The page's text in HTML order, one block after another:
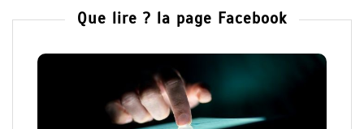
Que lire ? la page Facebook